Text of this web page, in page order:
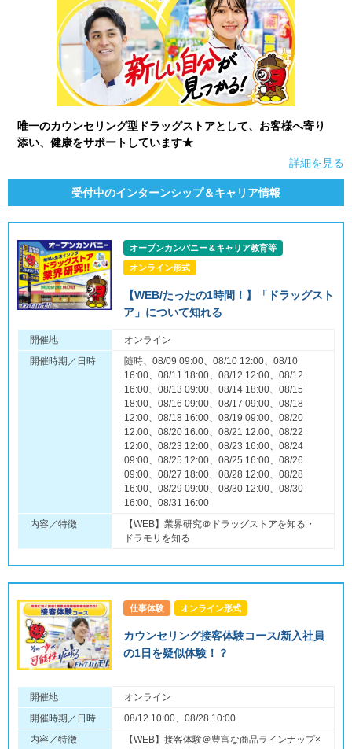
唯一のカウンセリング型ドラッグストアとして、お客様へ寄り
添い、健康をサポートしています★
詳細を見る
受付中のインターンシップ＆キャリア情報
オープンカンパニー＆キャリア教育等
オンライン形式
【WEB/たったの1時間！】「ドラッグスト
ア」について知れる
開催地
オンライン
開催時期／日時
随時、08/09 09:00、08/10 12:00、08/10
16:00、08/11 18:00、08/12 12:00、08/12
16:00、08/13 09:00、08/14 18:00、08/15
18:00、08/16 09:00、08/17 09:00、08/18
12:00、08/18 16:00、08/19 09:00、08/20
12:00、08/20 16:00、08/21 12:00、08/22
12:00、08/23 12:00、08/23 16:00、08/24
09:00、08/25 12:00、08/25 16:00、08/26
09:00、08/27 18:00、08/28 12:00、08/28
16:00、08/29 09:00、08/30 12:00、08/30
16:00、08/31 16:00
内容／特徴
【WEB】業界研究＠ドラッグストアを知る・
ドラモリを知る
仕事体験 オンライン形式
カウンセリング接客体験コース/新入社員
の1日を疑似体験！？
開催地
オンライン
開催時期／日時
08/12 10:00、08/28 10:00
内容／特徴
【WEB】接客体験＠豊富な商品ラインナップ×